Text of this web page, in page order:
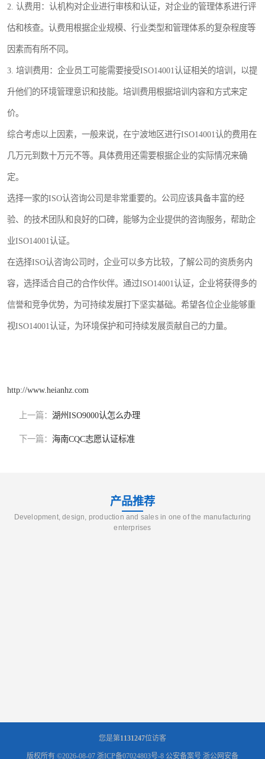
2. 认费用：认机构对企业进行审核和认证，对企业的管理体系进行评
估和核查。认费用根据企业规模、行业类型和管理体系的复杂程度等
因素而有所不同。
3. 培训费用：企业员工可能需要接受ISO14001认证相关的培训，以提
升他们的环境管理意识和技能。培训费用根据培训内容和方式来定
价。
综合考虑以上因素，一般来说，在宁波地区进行ISO14001认的费用在
几万元到数十万元不等。具体费用还需要根据企业的实际情况来确
定。
选择一家的ISO认咨询公司是非常重要的。公司应该具备丰富的经
验、的技术团队和良好的口碑，能够为企业提供的咨询服务，帮助企
业ISO14001认证。
在选择ISO认咨询公司时，企业可以多方比较，了解公司的资质务内
容，选择适合自己的合作伙伴。通过ISO14001认证，企业将获得多的
信誉和竞争优势，为可持续发展打下坚实基础。希望各位企业能够重
视ISO14001认证，为环境保护和可持续发展贡献自己的力量。
http://www.heianhz.com
上一篇： 湖州ISO9000认怎么办理
下一篇： 海南CQC志愿认证标准
产品推荐
Development, design, production and sales in one of the manufacturing
enterprises
您是第1131247位访客
版权所有 ©2026-08-07 浙ICP备07024803号-8 公安备案号 浙公网安备